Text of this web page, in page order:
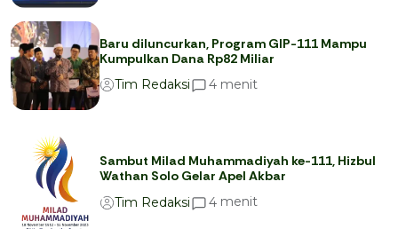
Baru diluncurkan, Program GIP-111 Mampu
Kumpulkan Dana Rp82 Miliar
Tim Redaksi
4 menit
Sambut Milad Muhammadiyah ke-111, Hizbul
Wathan Solo Gelar Apel Akbar
Tim Redaksi
4 menit